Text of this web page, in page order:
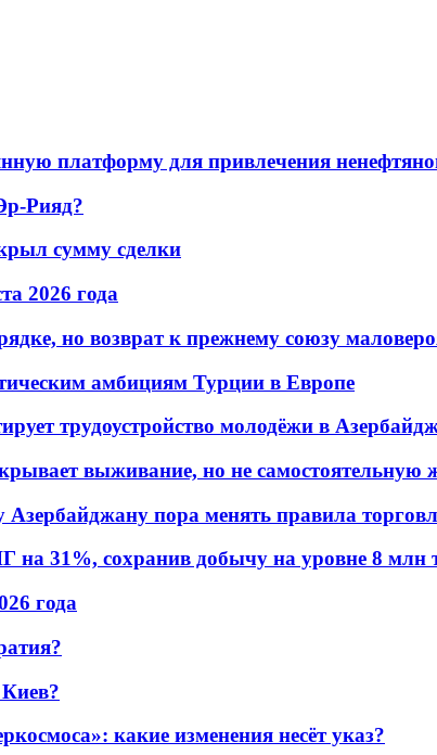
платформу для привлечения
Рияд?
сумму сделки
2026 года
но возврат к прежнему союзу
амбициям Турции в Европе
трудоустройство молодёжи в
выживание, но не самостоятельную
пора менять правила
на 31%, сохранив добычу на уровне 8 млн
года
какие изменения несёт указ?